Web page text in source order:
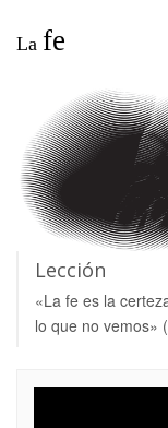
La fe
Lección
«La fe es la
lo que no vemos»